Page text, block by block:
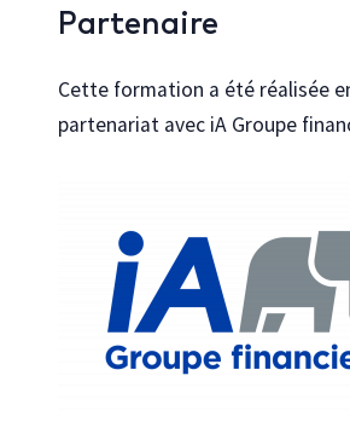
Partenaire
Cette formation a été réalisée
partenariat avec iA Groupe